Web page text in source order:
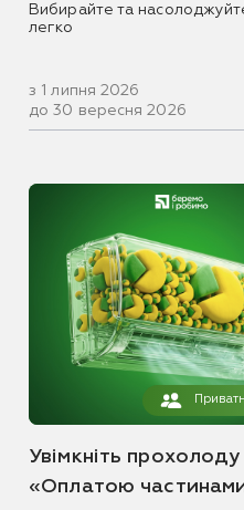
Вибирайте та
легко
з 1 липня 2026
до 30 вересня 2026
Увімкніть прохолоду
«Оплатою